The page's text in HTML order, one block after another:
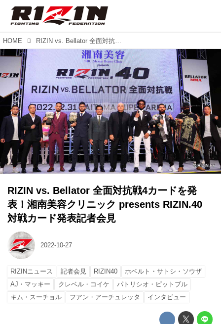
HOME RIZIN vs. Bellator 全面対抗戦4カードを発表！湘南美容クリニック presents RIZIN.40 対戦カード発表記者会見
RIZIN vs. Bellator 全面対抗戦4カードを発
表！湘南美容クリニック presents RIZIN.40
対戦カード発表記者会見
2022-10-27
RIZINニュース 記者会見 RIZIN40
ホベルト・サトシ・ソウザ
AJ・マッキー
クレベル・コイケ
パトリシオ・ピットブル
キム・スーチョル
フアン・アーチュレッタ インタビュー